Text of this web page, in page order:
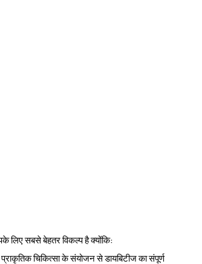
लिए सबसे बेहतर विकल्प है क्योंकि:
चिकित्सा के संयोजन से डायबिटीज का संपूर्ण